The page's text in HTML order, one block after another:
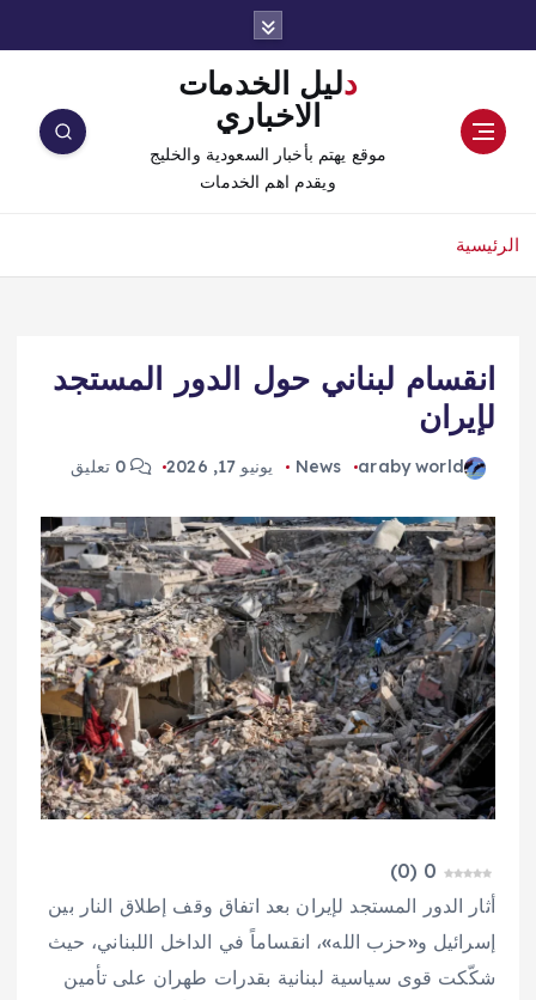
دليل الخدمات
الاخباري
موقع يهتم بأخبار السعودية والخليج
ويقدم اهم الخدمات
الرئيسية
انقسام لبناني حول الدور المستجد
لإيران
araby world
News يونيو 17, 2026 0 تعليق
0
(
0
)
أثار الدور المستجد لإيران بعد اتفاق وقف إطلاق النار بين
إسرائيل و«حزب الله»، انقساماً في الداخل اللبناني، حيث
شكّكت قوى سياسية لبنانية بقدرات طهران على تأمين